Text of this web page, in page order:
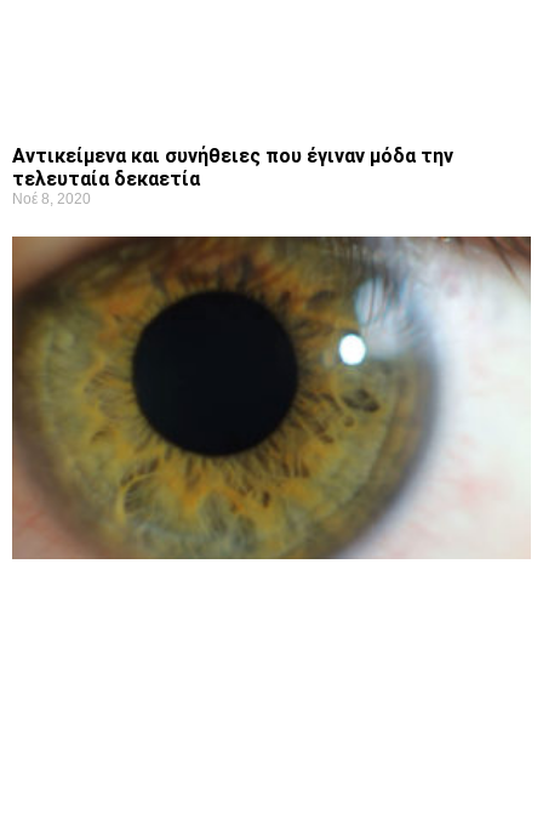
Αντικείμενα και συνήθειες που έγιναν μόδα την
τελευταία δεκαετία
Νοέ 8, 2020